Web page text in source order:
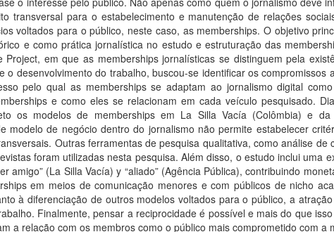
transversal para o estabelecimento e manutenção de relações
voltados para o público, neste caso, as memberships. O objetivo
e como prática jornalística no estudo e estruturação das
em que as memberships jornalísticas se distinguem pela
o desenvolvimento do trabalho, buscou-se identificar os
pelo qual as memberships se adaptam ao jornalismo digital
e como eles se relacionam em cada veículo pesquisado.
os modelos de memberships em La Silla Vacía (Colômbia) e
modelo de negócio dentro do jornalismo não permite estabelecer
Outras ferramentas de pesquisa qualitativa, como análise
foram utilizadas nesta pesquisa. Além disso, o estudo inclui uma
amigo” (La Silla Vacía) y “aliado” (Agência Pública), contribuindo
em meios de comunicação menores e com públicos de nicho
à diferenciação de outros modelos voltados para o público, a
Finalmente, pensar a reciprocidade é possível e mais do que
a relação com os membros como o público mais comprometido com